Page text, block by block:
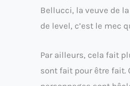
Bellucci, la veuve de
de level, c’est le mec
Par ailleurs, cela fait
sont fait pour être fait.